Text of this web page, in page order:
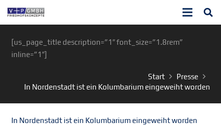
[us_page_title description=”1″ font_size=”1.8rem”
inline=”1″]
Start
Presse
In Nordenstadt ist ein Kolumbarium eingeweiht worden
In Nordenstadt ist ein Kolumbarium eingeweiht worden